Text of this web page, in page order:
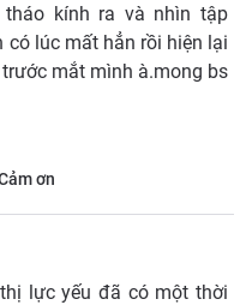
kính ra và nhìn tập
lúc mất hẳn rồi hiện lại
mắt mình à.mong bs
ơn
lực yếu đã có một thời